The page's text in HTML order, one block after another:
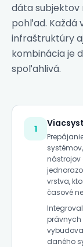
dáta subjektov
pohľad. Každá
infraštruktúry
kombinácia je
spoľahlivá.
1
nástrojov
vrstva,
časové
právnych
daného